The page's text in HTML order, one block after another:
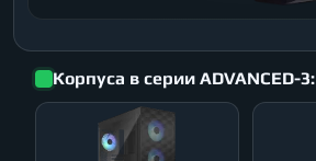
Корпуса в серии ADVANCED-3: